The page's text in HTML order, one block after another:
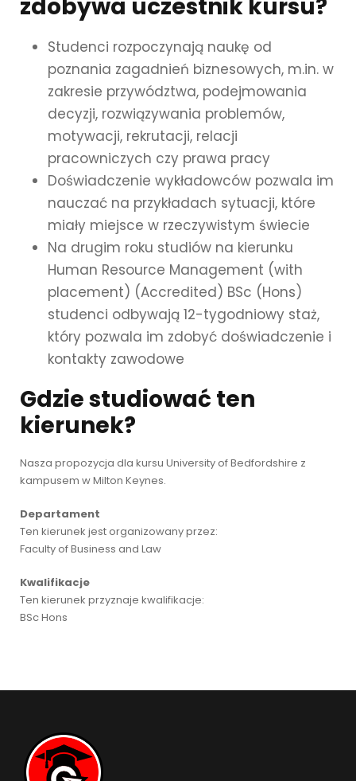
zdobywa uczestnik kursu?
Studenci rozpoczynają naukę od
poznania zagadnień biznesowych, m.in. w
zakresie przywództwa, podejmowania
decyzji, rozwiązywania problemów,
motywacji, rekrutacji, relacji
pracowniczych czy prawa pracy
Doświadczenie wykładowców pozwala im
nauczać na przykładach sytuacji, które
miały miejsce w rzeczywistym świecie
Na drugim roku studiów na kierunku
Human Resource Management (with
placement) (Accredited) BSc (Hons)
studenci odbywają 12-tygodniowy staż,
który pozwala im zdobyć doświadczenie i
kontakty zawodowe
Gdzie studiować ten
kierunek?
Nasza propozycja dla kursu University of Bedfordshire z
kampusem w Milton Keynes.
Departament
Ten kierunek jest organizowany przez:
Faculty of Business and Law
Kwalifikacje
Ten kierunek przyznaje kwalifikacje:
BSc Hons